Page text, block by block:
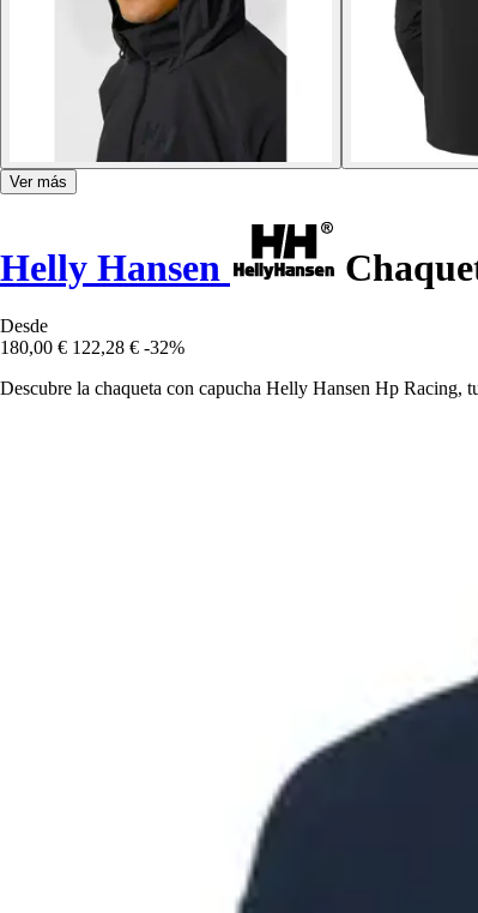
Ver más
Helly Hansen
Desde
180,00 € 122,28 € -32%
Descubre la chaqueta con capucha Helly Hansen Hp Racing,